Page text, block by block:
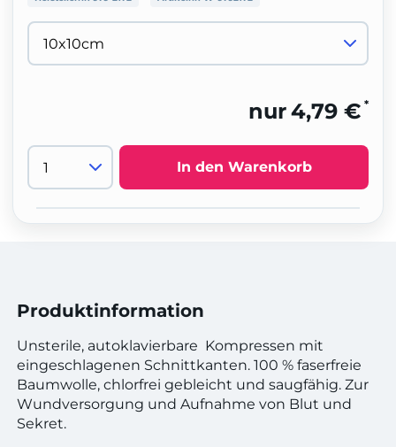
nur4,79 € *
In den Warenkorb
Produktinformation
Unsterile, autoklavierbare Kompressen mit
eingeschlagenen Schnittkanten. 100 % faserfreie
Baumwolle, chlorfrei gebleicht und saugfähig. Zur
Wundversorgung und Aufnahme von Blut und
Sekret.